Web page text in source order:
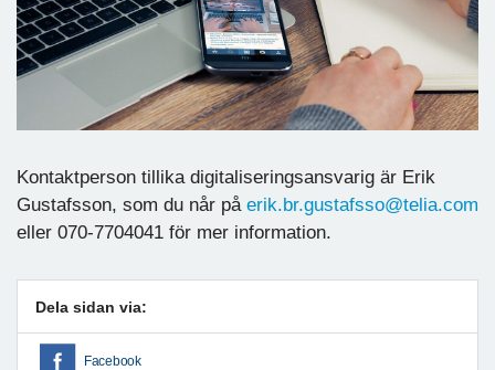
Kontaktperson tillika digitaliseringsansvarig är Erik
Gustafsson, som du når på erik.br.gustafsso@telia.com
eller 070-7704041 för mer information.
Dela sidan via:
Facebook